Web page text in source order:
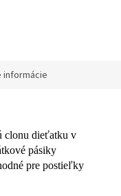
informácie
clonu dieťatku v
pásiky
pre postieľky